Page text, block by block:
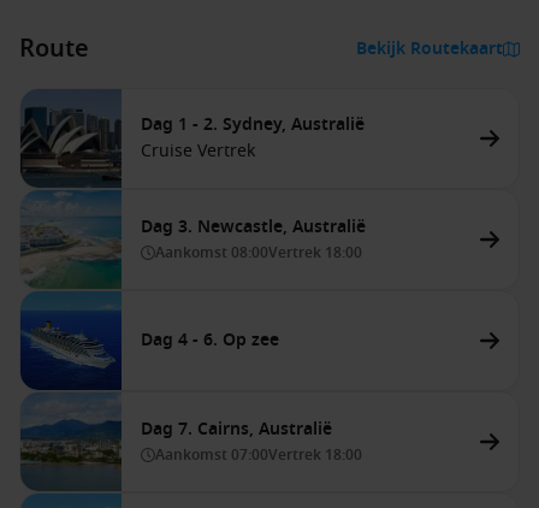
Route Bekijk Routekaart
Dag 1 - 2. Sydney, Australië
Cruise Vertrek
Dag 3. Newcastle, Australië
Aankomst 08:00Vertrek 18:00
Dag 4 - 6. Op zee
Dag 7. Cairns, Australië
Aankomst 07:00Vertrek 18:00